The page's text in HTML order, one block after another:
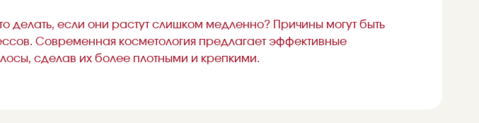
делать, если они растут слишком медленно? Причины могут быть
Современная косметология предлагает эффективные
сделав их более плотными и крепкими.